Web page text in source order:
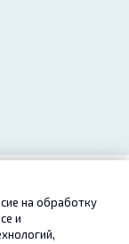
на обработку
и